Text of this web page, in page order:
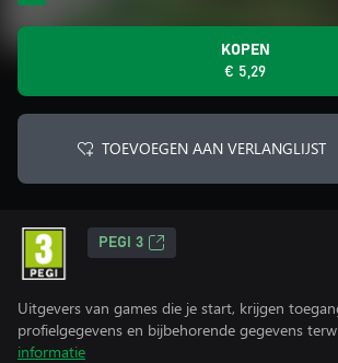
KOPEN
€ 5,29
TOEVOEGEN AAN VERLANGLIJST
PEGI 3
Uitgevers van games die je start, krijgen
profielgegevens en bijbehorende gegevens
informatie